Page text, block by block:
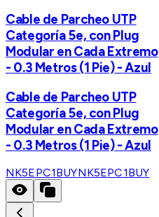
Cable de Parcheo UTP
Categoría 5e, con Plug
Modular en Cada Extremo
- 0.3 Metros (1 Pie) - Azul
Cable de Parcheo UTP
Categoría 5e, con Plug
Modular en Cada Extremo
- 0.3 Metros (1 Pie) - Azul
NK5EPC1BUYNK5EPC1BUY